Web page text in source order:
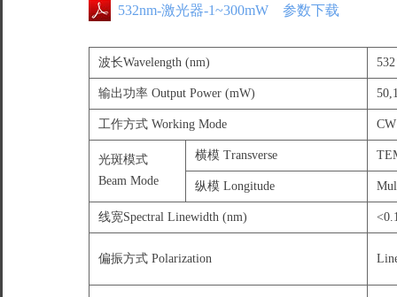
532nm-激光器-1~300mW 参数下载
波长Wavelength (nm) 532
输出功率 Output Power (mW)
工作方式 Working Mode CW
光斑模式
Beam Mode
横模 Transverse
纵模 Longitude
线宽Spectral Linewidth (nm)
偏振方式 Polarization